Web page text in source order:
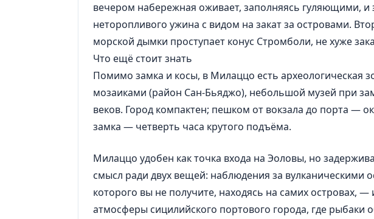
вечером набережная оживает, заполняясь гуляющими,
неторопливого ужина с видом на закат за островами.
морской дымки проступает конус Стромболи, не хуже
Что ещё стоит знать
Помимо замка и косы, в Милаццо есть археологическая
мозаиками (район Сан-Бьяджо), небольшой музей при
веков. Город компактен; пешком от вокзала до порта —
замка — четверть часа крутого подъёма.
Милаццо удобен как точка входа на Эоловы, но
смысл ради двух вещей: наблюдения за вулканическими
которого вы не получите, находясь на самих островах, —
атмосферы сицилийского портового города, где рыбаки